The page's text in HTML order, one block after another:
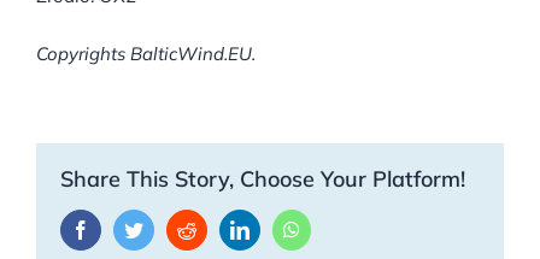
Copyrights BalticWind.EU.
Share This Story, Choose Your Platform!
FacebookTwitterRedditLinkedInWhatsApp